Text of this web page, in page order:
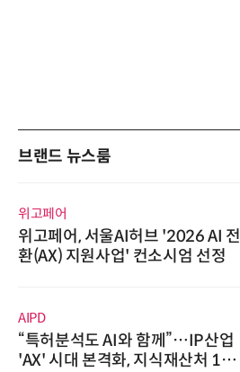
브랜드 뉴스룸
위고페어
위고페어, 서울AI허브 '2026 AI 전
환(AX) 지원사업' 컨소시엄 선정
AIPD
“특허분석도 AI와 함께”…IP산업
'AX' 시대 본격화, 지식재산처 1호